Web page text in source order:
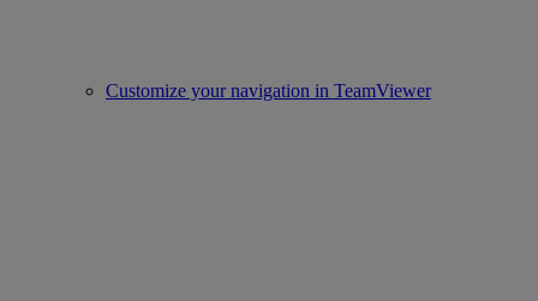
Customize your navigation in TeamViewer